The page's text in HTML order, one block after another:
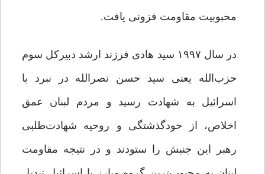
محبوبیت مقاومت فزونی یافت.
در سال ۱۹۹۷ سید هادی فرزند ارشد دبیرکل سوم
حزب‌الله یعنی سید حسن نصرالله در نبرد با
اسرائیل به شهادت رسید و مردم لبنان عمق
اخلاص، از خودگذشتگی و روحیه شهادت‌طلبی
رهبر این جنبش را ستودند و در نتیجه مقاومت